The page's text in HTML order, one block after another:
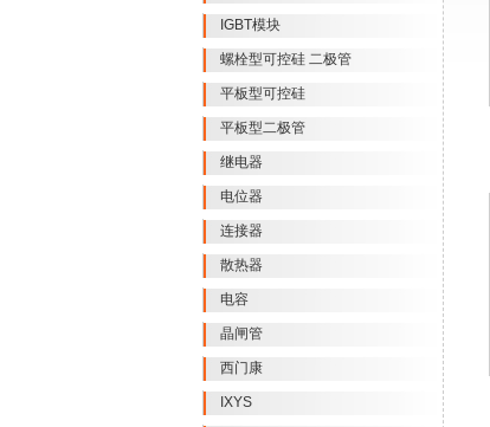
IGBT模块
螺栓型可控硅 二极管
平板型可控硅
平板型二极管
继电器
电位器
连接器
散热器
电容
晶闸管
西门康
IXYS